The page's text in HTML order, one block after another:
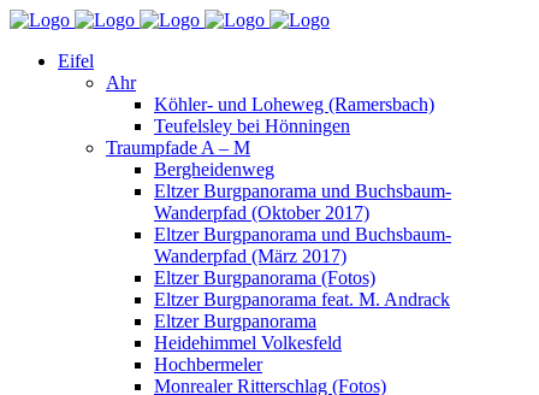
Eifel
Ahr
Köhler- und Loheweg (Ramersbach)
Teufelsley bei Hönningen
Traumpfade A – M
Bergheidenweg
Eltzer Burgpanorama und Buchsbaum-
Wanderpfad (Oktober 2017)
Eltzer Burgpanorama und Buchsbaum-
Wanderpfad (März 2017)
Eltzer Burgpanorama (Fotos)
Eltzer Burgpanorama feat. M. Andrack
Eltzer Burgpanorama
Heidehimmel Volkesfeld
Hochbermeler
Monrealer Ritterschlag (Fotos)